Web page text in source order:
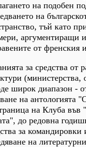
на подобен
на
тъй като
аргументиращи
от френския
за средства от
широк диапазон -
на антологията
на Клуба във
до редовна
за командировки
на